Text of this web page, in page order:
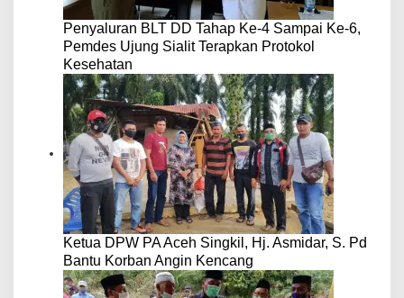
Penyaluran BLT DD Tahap Ke-4 Sampai Ke-6,
Pemdes Ujung Sialit Terapkan Protokol
Kesehatan
Ketua DPW PA Aceh Singkil, Hj. Asmidar, S. Pd
Bantu Korban Angin Kencang